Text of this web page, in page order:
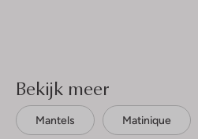
Bekijk meer
Mantels Matinique